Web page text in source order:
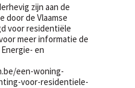
zijn aan de
door de Vlaamse
voor residentiële
meer informatie de
en
een-woning-
voor-residentiele-